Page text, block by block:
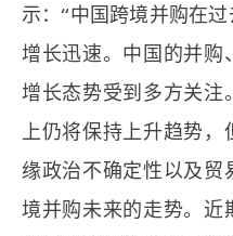
示：“中国跨境并购在
增长迅速。中国的并购
增长态势受到多方关注
上仍将保持上升趋势，
缘政治不确定性以及贸
境并购未来的走势。近